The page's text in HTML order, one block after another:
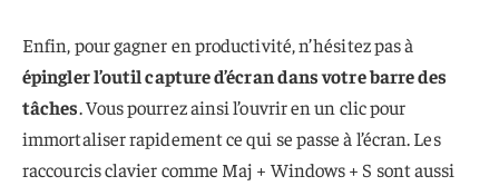
Enfin, pour gagner en productivité, n’hésitez pas à
épingler l’outil capture d’écran dans votre barre des
tâches. Vous pourrez ainsi l’ouvrir en un clic pour
immortaliser rapidement ce qui se passe à l’écran. Les
raccourcis clavier comme Maj + Windows + S sont aussi